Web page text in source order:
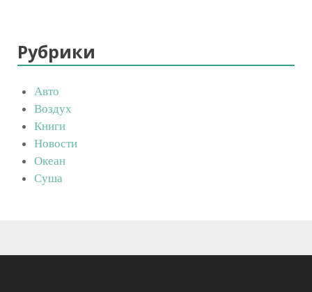
Рубрики
Авто
Воздух
Книги
Новости
Океан
Суша